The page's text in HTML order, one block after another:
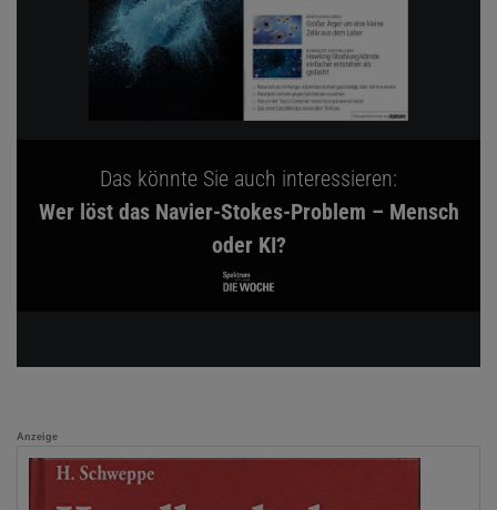
Das könnte Sie auch interessieren:
Wer löst das Navier-Stokes-Problem – Mensch
oder KI?
Anzeige